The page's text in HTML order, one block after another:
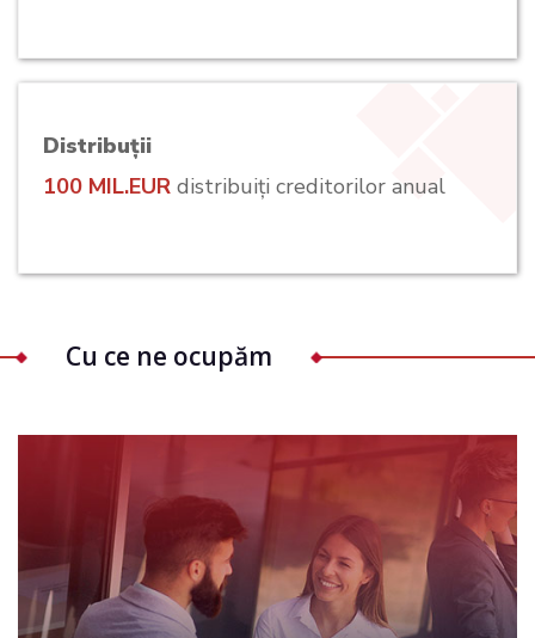
Distribuții
100 MIL.EUR distribuiți creditorilor anual
Cu ce ne ocupăm